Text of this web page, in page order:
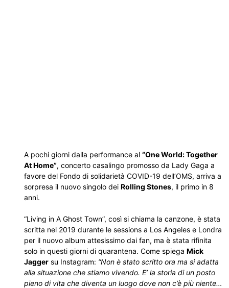
A pochi giorni dalla performance al “One World: Together
At Home”, concerto casalingo promosso da Lady Gaga a
favore del Fondo di solidarietà COVID-19 dell’OMS, arriva a
sorpresa il nuovo singolo dei Rolling Stones, il primo in 8
anni.
“Living in A Ghost Town”, così si chiama la canzone, è stata
scritta nel 2019 durante le sessions a Los Angeles e Londra
per il nuovo album attesissimo dai fan, ma è stata rifinita
solo in questi giorni di quarantena. Come spiega Mick
Jagger su Instagram: “Non è stato scritto ora ma si adatta
alla situazione che stiamo vivendo. E’ la storia di un posto
pieno di vita che diventa un luogo dove non c’è più niente…